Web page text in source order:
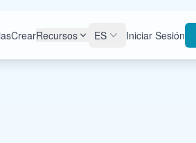
CrearRecursos ES Iniciar Sesión